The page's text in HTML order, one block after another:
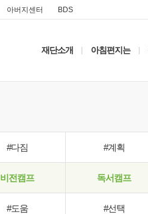
아버지센터 BDS
재단소개 아침편지는
#다짐 #계획
비전캠프 독서캠프
#도움 #선택